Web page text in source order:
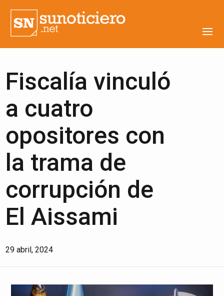
Fiscalía vinculó
a cuatro
opositores con
la trama de
corrupción de
El Aissami
29 abril, 2024